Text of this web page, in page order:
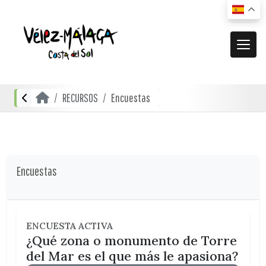
El municipio
Localidades Costeras
Localidades de Interior
DESCUBRE
Alojamientos
Vídeos promocionales
Documentación
Folletos turísticos
RECURSOS Encuestas
Encuestas
ENCUESTA ACTIVA
¿Qué zona o monumento de Torre
del Mar es el que más le apasiona?